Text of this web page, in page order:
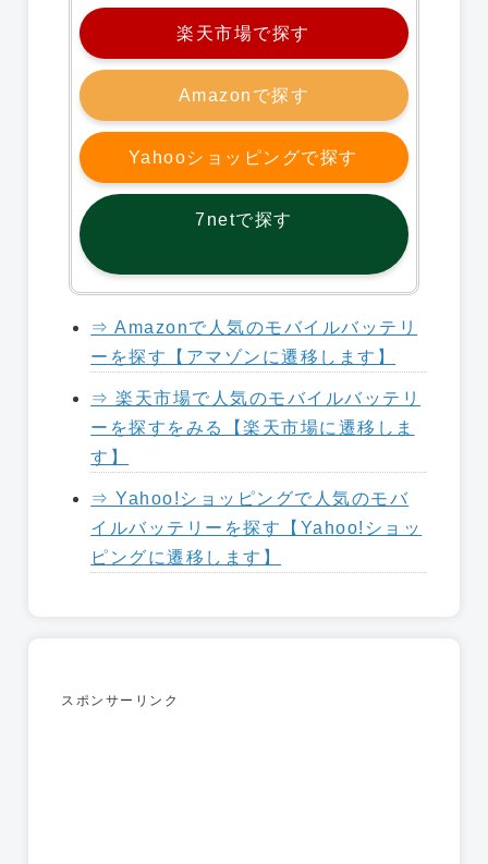
楽天市場で探す
Amazonで探す
Yahooショッピングで探す
7netで探す
⇒ Amazonで人気のモバイルバッテリ
ーを探す【アマゾンに遷移します】
⇒ 楽天市場で人気のモバイルバッテリ
ーを探すをみる【楽天市場に遷移しま
す】
⇒ Yahoo!ショッピングで人気のモバ
イルバッテリーを探す【Yahoo!ショッ
ピングに遷移します】
スポンサーリンク